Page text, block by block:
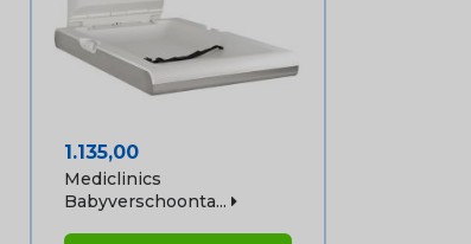
Prijs
1.135,00
Mediclinics
Babyverschoonta...